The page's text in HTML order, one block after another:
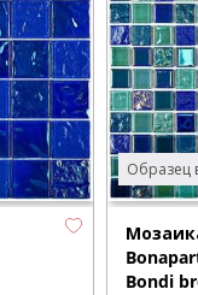
Образец
Bondi